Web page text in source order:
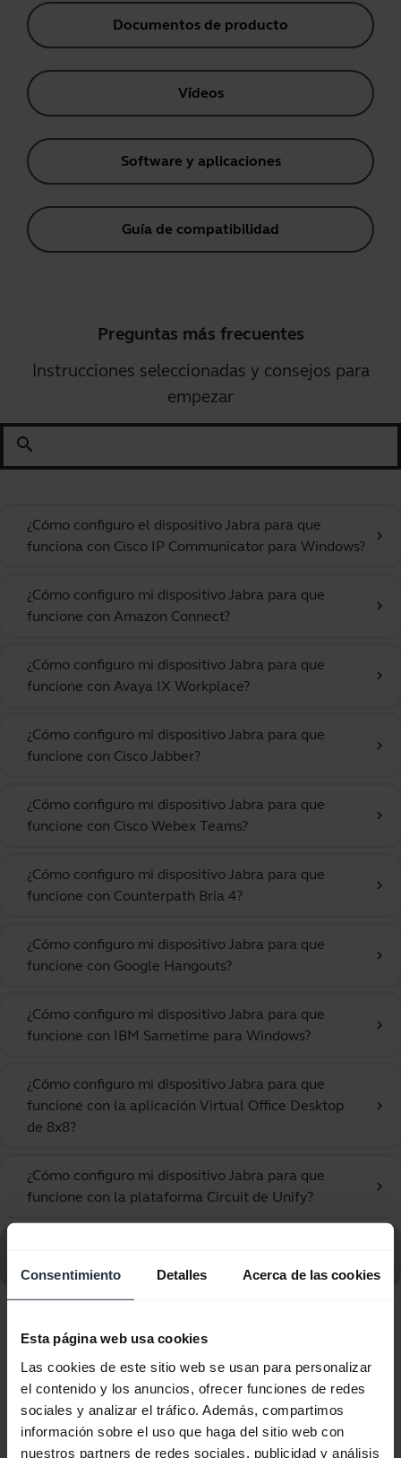
Consentimiento Detalles Acerca de las cookies
Esta página web usa cookies
Las cookies de este sitio web se usan para personalizar
el contenido y los anuncios, ofrecer funciones de redes
sociales y analizar el tráfico. Además, compartimos
información sobre el uso que haga del sitio web con
nuestros partners de redes sociales, publicidad y análisis
Documentos de producto
Vídeos
Software y aplicaciones
Guía de compatibilidad
Preguntas más frecuentes
Instrucciones seleccionadas y consejos para
empezar
search
¿Cómo configuro el dispositivo Jabra para que
funciona con Cisco IP Communicator para Windows?
chevron_right
¿Cómo configuro mi dispositivo Jabra para que
funcione con Amazon Connect?
chevron_right
¿Cómo configuro mi dispositivo Jabra para que
funcione con Avaya IX Workplace?
chevron_right
¿Cómo configuro mi dispositivo Jabra para que
funcione con Cisco Jabber?
chevron_right
¿Cómo configuro mi dispositivo Jabra para que
funcione con Cisco Webex Teams?
chevron_right
¿Cómo configuro mi dispositivo Jabra para que
funcione con Counterpath Bria 4?
chevron_right
¿Cómo configuro mi dispositivo Jabra para que
funcione con Google Hangouts?
chevron_right
¿Cómo configuro mi dispositivo Jabra para que
funcione con IBM Sametime para Windows?
chevron_right
¿Cómo configuro mi dispositivo Jabra para que
funcione con la aplicación Virtual Office Desktop
de 8x8?
chevron_right
¿Cómo configuro mi dispositivo Jabra para que
funcione con la plataforma Circuit de Unify?
chevron_right
Voice 750 Duo Light
Mostrando 10 de 10
Documentos de producto